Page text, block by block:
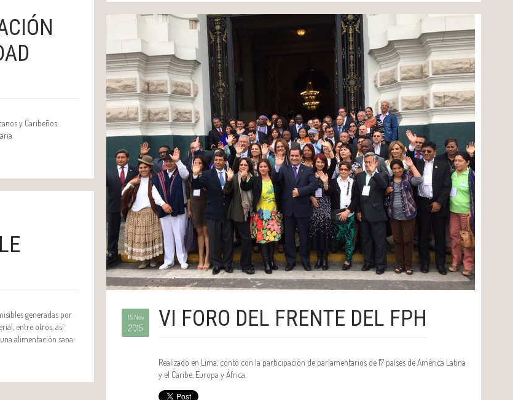
y Caribeños
generadas por
entre otros, así
alimentación sana.
15 Nov
2015 VI FORO DEL FRENTE DEL FPH
Realizado en Lima, contó con la participación de parlamentarios de 17 países de América Latina
y el Caribe, Europa y África.